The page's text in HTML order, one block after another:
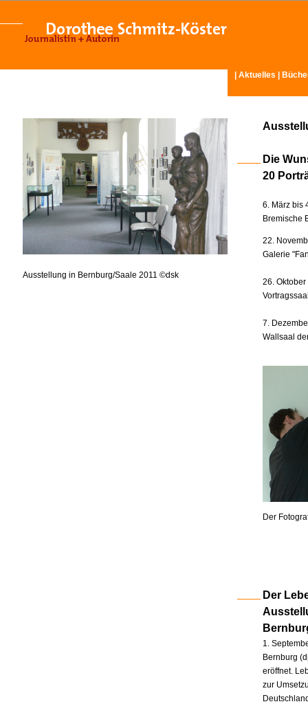
Aktuelles
Ausstellung in Bernburg/Saale 2011 ©dsk
Die
20
6. März bis
Bremische
22.
Galerie
26.
7.
Wallsaal
Der
Der
1.
Bernburg
eröffnet.
zur